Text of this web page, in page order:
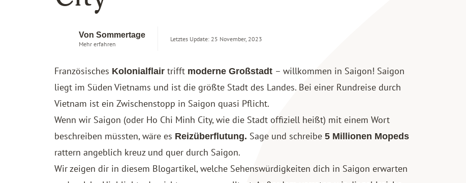
Von Sommertage
Mehr erfahren
Letztes Update: 25 November, 2023
Französisches Kolonialflair trifft moderne Großstadt – willkommen in Saigon! Saigon
liegt im Süden Vietnams und ist die größte Stadt des Landes. Bei einer Rundreise durch
Vietnam ist ein Zwischenstopp in Saigon quasi Pflicht.
Wenn wir Saigon (oder Ho Chi Minh City, wie die Stadt offiziell heißt) mit einem Wort
beschreiben müssten, wäre es Reizüberflutung. Sage und schreibe5 Millionen Mopeds
rattern angeblich kreuz und quer durch Saigon.
Wir zeigen dir in diesem Blogartikel, welche Sehenswürdigkeiten dich in Saigon erwarten